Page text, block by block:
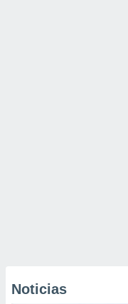
Noticias